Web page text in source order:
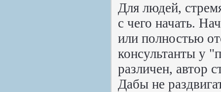
Для людей,
с чего начать.
или полностью
консультанты у
различен, автор
Дабы не